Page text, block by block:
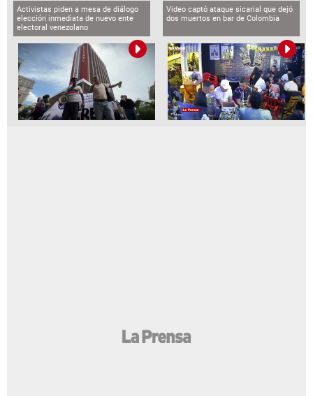
Activistas piden a mesa de diálogo
elección inmediata de nuevo ente
electoral venezolano
Video captó ataque sicarial que dejó
dos muertos en bar de Colombia